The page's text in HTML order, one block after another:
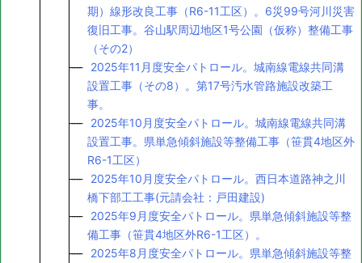
期）線形改良工事（R6-11工区）。6災99号河川災害
復旧工事。谷山駅周辺地区1号公園（仮称）整備工事
（その2）
2025年11月度安全パトロール。城南線電線共同溝
設置工事（その8）。第17号汚水管路施設改築工
事。
2025年10月度安全パトロール。城南線電線共同溝
設置工事。県単急傾斜施設等整備工事（笹貫4地区外
R6-1工区）
2025年10月度安全パトロール。西日本道路神之川
橋下部工工事(元請会社：戸田建設)
2025年9月度安全パトロール。県単急傾斜施設等整
備工事（笹貫4地区外R6-1工区）。
2025年8月度安全パトロール。県単急傾斜施設等整